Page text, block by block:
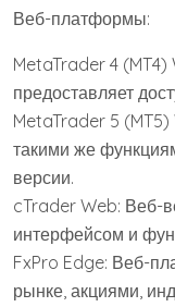
Веб-платформы:
MetaTrader 4 (MT4)
предоставляет
MetaTrader 5
такими же
версии.
cTrader Web: Веб-
интерфейсом и
FxPro Edge: Веб-
рынке, акциями,